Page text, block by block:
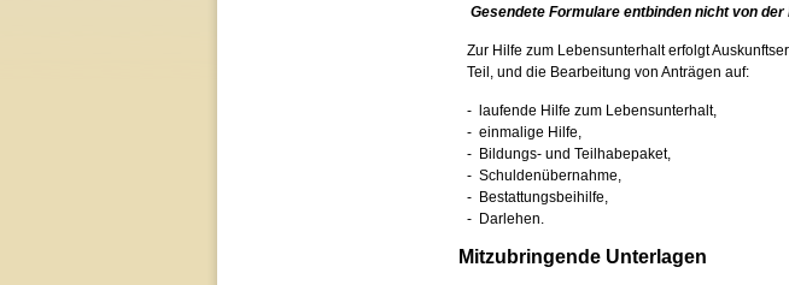
Gesendete Formulare entbinden nicht von
Zur Hilfe zum Lebensunterhalt erfolgt
Teil, und die Bearbeitung von Anträgen auf:
-
laufende Hilfe zum Lebensunterhalt,
- einmalige Hilfe,
- Bildungs- und Teilhabepaket,
- Schuldenübernahme,
- Bestattungsbeihilfe,
- Darlehen.
Mitzubringende Unterlagen